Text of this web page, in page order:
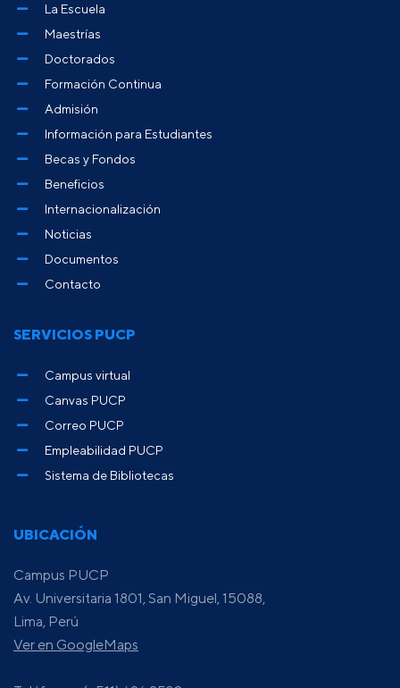
UBICACIÓN
Campus PUCP
Av. Universitaria 1801, San Miguel, 15088,
Lima, Perú
Ver en GoogleMaps
La Escuela
Maestrías
Doctorados
Formación Continua
Admisión
Información para Estudiantes
Becas y Fondos
Beneficios
Internacionalización
Noticias
Documentos
Contacto
SERVICIOS PUCP
Campus virtual
Canvas PUCP
Correo PUCP
Empleabilidad PUCP
Sistema de Bibliotecas